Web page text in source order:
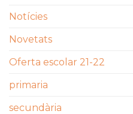
Notícies
Novetats
Oferta escolar 21-22
primaria
secundària